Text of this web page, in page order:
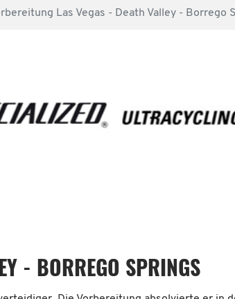
Las Vegas - Death Valley - Borrego
- BORREGO SPRINGS